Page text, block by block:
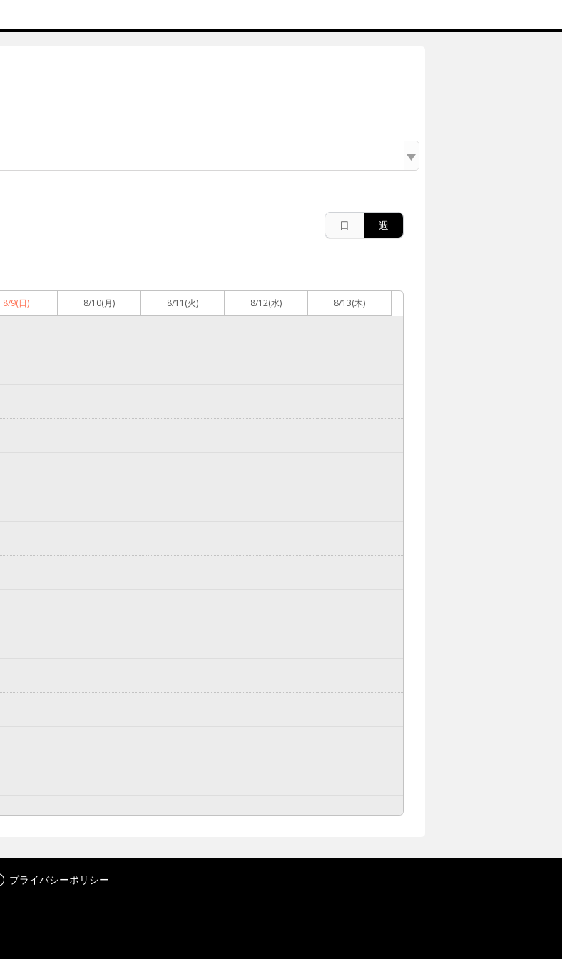
日
週
8/9(日) 8/10(月) 8/11 (火) 8/12(水) 8/13(木)
プライバシーポリシー